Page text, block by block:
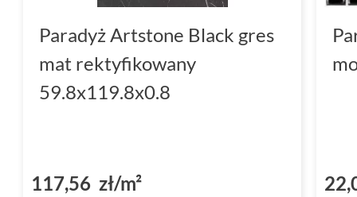
Paradyż Artstone Black gres
mat rektyfikowany
59.8x119.8x0.8
117,56 zł/m²